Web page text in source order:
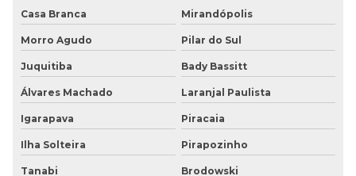
Casa Branca Mirandópolis
Morro Agudo Pilar do Sul
Juquitiba Bady Bassitt
Álvares Machado Laranjal Paulista
Igarapava Piracaia
Ilha Solteira Pirapozinho
Tanabi Brodowski